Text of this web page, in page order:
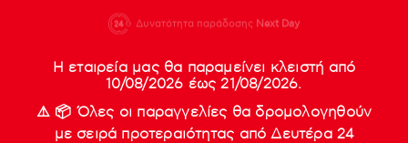
933
Δυνατότητα παράδοσης Next Day
Νέες
Η εταιρεία μας θα παραμείνει κλειστή από
10/08/2026 έως 21/08/2026.
⚠️ 📦 Όλες οι παραγγελίες θα δρομολογηθούν
με σειρά προτεραιότητας από Δευτέρα 24